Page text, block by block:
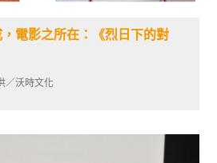
電影之所在：《烈日下的對
沃時文化